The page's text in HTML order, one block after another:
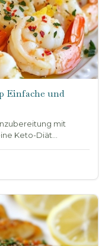
Einfache und
mit
Keto-Diät...